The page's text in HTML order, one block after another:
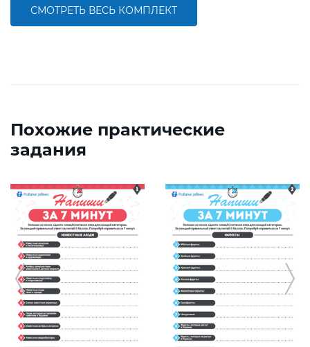
СМОТРЕТЬ ВЕСЬ КОМПЛЕКТ
Похожие практические
задания